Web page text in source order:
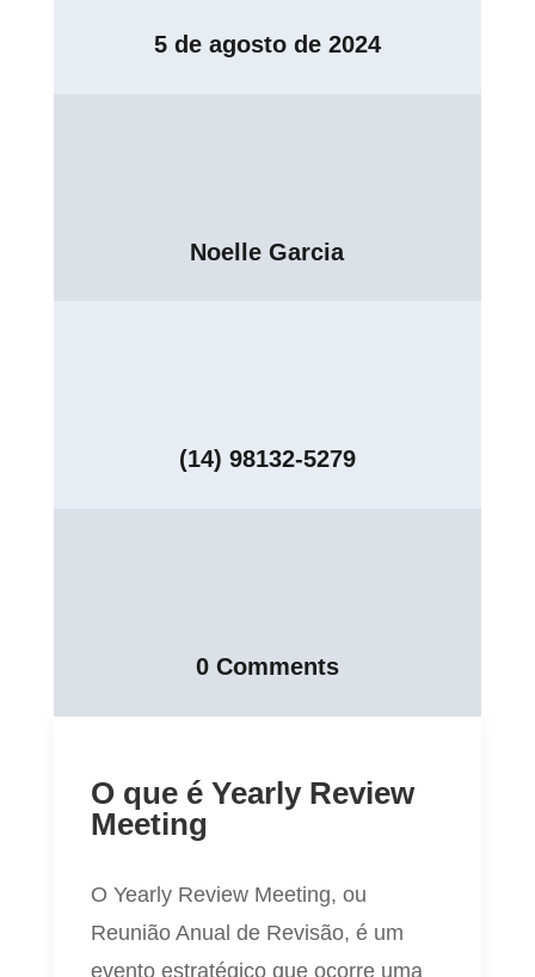
5 de agosto de 2024
Noelle Garcia
(14) 98132-5279
0 Comments
O que é Yearly Review
Meeting
O Yearly Review Meeting, ou
Reunião Anual de Revisão, é um
evento estratégico que ocorre uma